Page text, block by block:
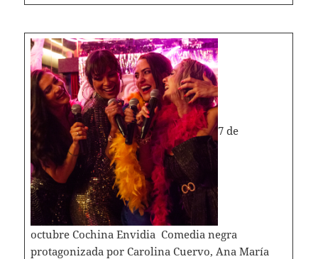
7 de
octubre Cochina Envidia Comedia negra
protagonizada por Carolina Cuervo, Ana María